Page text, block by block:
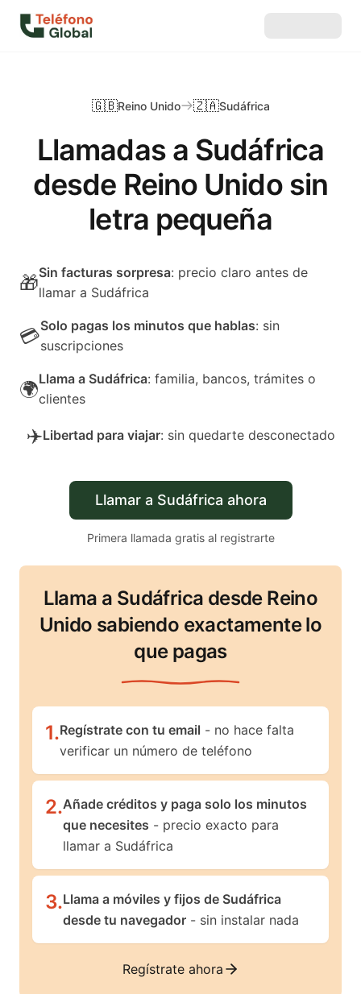
Llamadas a Sudáfrica
desde Reino Unido sin
letra pequeña
🇬🇧Reino Unido 🇿🇦Sudáfrica
🎁Sin facturas sorpresa: precio claro antes de
llamar a Sudáfrica
💳Solo pagas los minutos que hablas: sin
suscripciones
🌍Llama a Sudáfrica: familia, bancos, trámites o
clientes
✈️Libertad para viajar: sin quedarte desconectado
Llamar a Sudáfrica ahora
Primera llamada gratis al registrarte
Llama a Sudáfrica desde Reino
Unido sabiendo exactamente lo
que pagas
1.Regístrate con tu email - no hace falta
verificar un número de teléfono
2.Añade créditos y paga solo los minutos
que necesites - precio exacto para
llamar a Sudáfrica
3.Llama a móviles y fijos de Sudáfrica
desde tu navegador - sin instalar nada
Regístrate ahora